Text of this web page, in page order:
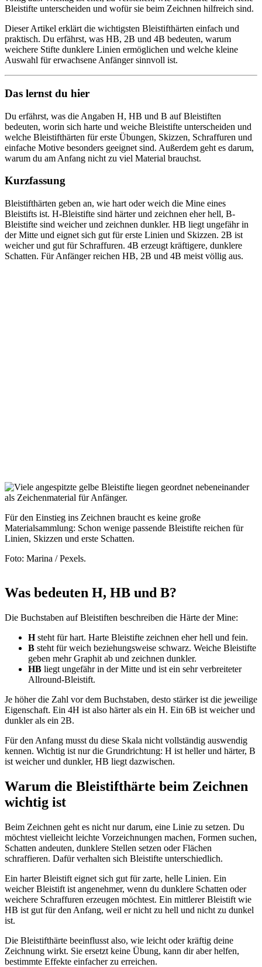
Bleistifte unterscheiden und wofür sie beim Zeichnen hilfreich sind.
Dieser Artikel erklärt die wichtigsten Bleistifthärten einfach und
praktisch. Du erfährst, was HB, 2B und 4B bedeuten, warum
weichere Stifte dunklere Linien ermöglichen und welche kleine
Auswahl für erwachsene Anfänger sinnvoll ist.
Das lernst du hier
Du erfährst, was die Angaben H, HB und B auf Bleistiften
bedeuten, worin sich harte und weiche Bleistifte unterscheiden und
welche Bleistifthärten für erste Übungen, Skizzen, Schraffuren und
einfache Motive besonders geeignet sind. Außerdem geht es darum,
warum du am Anfang nicht zu viel Material brauchst.
Kurzfassung
Bleistifthärten geben an, wie hart oder weich die Mine eines
Bleistifts ist. H-Bleistifte sind härter und zeichnen eher hell, B-
Bleistifte sind weicher und zeichnen dunkler. HB liegt ungefähr in
der Mitte und eignet sich gut für erste Linien und Skizzen. 2B ist
weicher und gut für Schraffuren. 4B erzeugt kräftigere, dunklere
Schatten. Für Anfänger reichen HB, 2B und 4B meist völlig aus.
Für den Einstieg ins Zeichnen braucht es keine große
Materialsammlung: Schon wenige passende Bleistifte reichen für
Linien, Skizzen und erste Schatten.
Foto: Marina / Pexels.
Was bedeuten H, HB und B?
Die Buchstaben auf Bleistiften beschreiben die Härte der Mine:
Hsteht für hart. Harte Bleistifte zeichnen eher hell und fein.
B steht für weich beziehungsweise schwarz. Weiche Bleistifte
geben mehr Graphit ab und zeichnen dunkler.
HB liegt ungefähr in der Mitte und ist ein sehr verbreiteter
Allround-Bleistift.
Je höher die Zahl vor dem Buchstaben, desto stärker ist die jeweilige
Eigenschaft. Ein 4H ist also härter als ein H. Ein 6B ist weicher und
dunkler als ein 2B.
Für den Anfang musst du diese Skala nicht vollständig auswendig
kennen. Wichtig ist nur die Grundrichtung: H ist heller und härter, B
ist weicher und dunkler, HB liegt dazwischen.
Warum die Bleistifthärte beim Zeichnen
wichtig ist
Beim Zeichnen geht es nicht nur darum, eine Linie zu setzen. Du
möchtest vielleicht leichte Vorzeichnungen machen, Formen suchen,
Schatten andeuten, dunklere Stellen setzen oder Flächen
schraffieren. Dafür verhalten sich Bleistifte unterschiedlich.
Ein harter Bleistift eignet sich gut für zarte, helle Linien. Ein
weicher Bleistift ist angenehmer, wenn du dunklere Schatten oder
weichere Schraffuren erzeugen möchtest. Ein mittlerer Bleistift wie
HB ist gut für den Anfang, weil er nicht zu hell und nicht zu dunkel
ist.
Die Bleistifthärte beeinflusst also, wie leicht oder kräftig deine
Zeichnung wirkt. Sie ersetzt keine Übung, kann dir aber helfen,
bestimmte Effekte einfacher zu erreichen.